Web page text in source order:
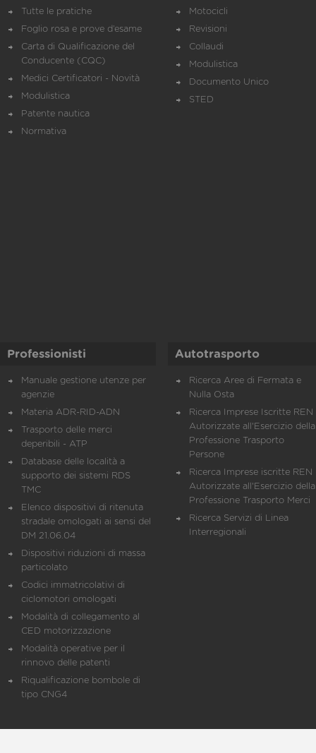
Tutte le pratiche
Foglio rosa e prove d’esame
Carta di Qualificazione del
Conducente (CQC)
Medici Certificatori - Novità
Modulistica
Patente nautica
Normativa
Motocicli
Revisioni
Collaudi
Modulistica
Documento Unico
STED
Professionisti
Manuale gestione utenze per
agenzie
Materia ADR-RID-ADN
Trasporto delle merci
deperibili - ATP
Database delle località a
supporto dei sistemi RDS
TMC
Elenco dispositivi di ritenuta
stradale omologati ai sensi del
DM 21.06.04
Dispositivi riduzioni di massa
particolato
Codici immatricolativi di
ciclomotori omologati
Modalità di collegamento al
CED motorizzazione
Modalità operative per il
rinnovo delle patenti
Riqualificazione bombole di
tipo CNG4
Autotrasporto
Ricerca Aree di Fermata e
Nulla Osta
Ricerca Imprese Iscritte REN
Autorizzate all'Esercizio della
Professione Trasporto
Persone
Ricerca Imprese iscritte REN
Autorizzate all'Esercizio della
Professione Trasporto Merci
Ricerca Servizi di Linea
Interregionali